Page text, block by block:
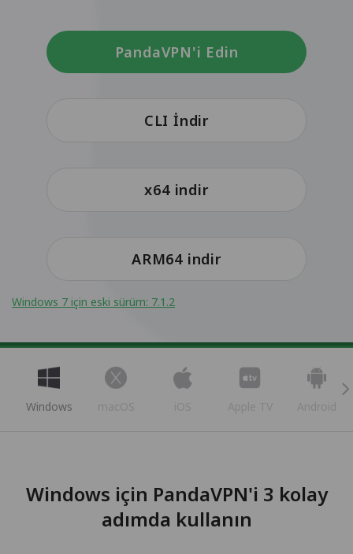
PandaVPN'i Edin
CLI İndir
x64 indir
ARM64 indir
Windows 7 için eski sürüm: 7.1.2
Windows macOS iOS Apple TV Android
Windows için PandaVPN'i 3 kolay
adımda kullanın